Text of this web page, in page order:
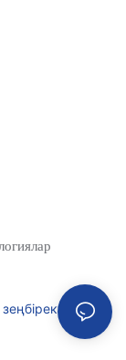
базарда